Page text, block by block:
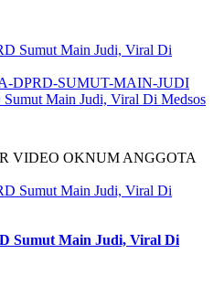
DPRD-SUMUT-MAIN-JUDI
Main Judi, Viral Di Medsos
VIDEO OKNUM ANGGOTA
Sumut Main Judi, Viral Di